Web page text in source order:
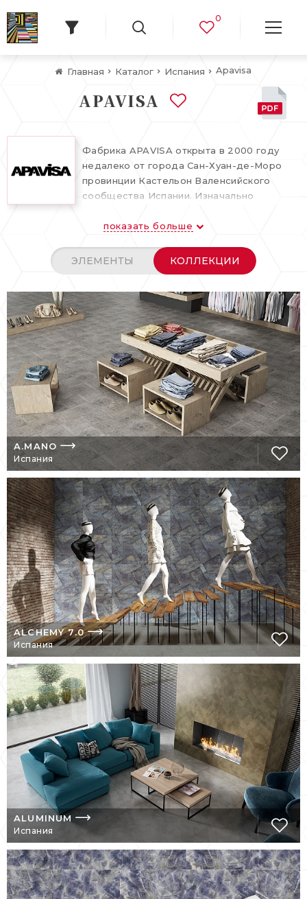
0
Главная Каталог Испания Apavisa
APAVISA
Фабрика APAVISA открыта в 2000 году
недалеко от города Сан-Хуан-де-Моро
провинции Кастельон Валенсийского
сообщества Испании. Изначально
технического керамогранита. Была
керамический гранит с максимально
возможными техническими
современное оборудование,
использовались последние достижения
мировых технологий. Отсутствие
сортности, монокалибр, ректификация –
отличительные свойства продукции
APAVISA.
Но недаром фабрика – ровесница нового
тысячелетия. Недостаточно производить
керамогранит высочайшего качества.
Технический материал быстро
превратился в архитектурный, а затем и
дизайнерский. Сегодня продукция
фабрики является эталоном стилей лофт и
хай-тек. Без преувеличения можно
сказать, что имитации бетона и металла у
APAVISA самые качественные и
интересные. В последнее время APAVISA
резко изменила свое отношение к цвету. К
спокойным индустриальным оттенкам
добавилась феерия цветов новых
коллекций, выводя фабрики на новый
эстетический уровень.
Дизайн, технологии, экологичность – таков
девиз этой замечательной фабрики.
показать больше
ЭЛЕМЕНТЫ КОЛЛЕКЦИИ
A.MANO
Испания
ALCHEMY 7.0
Испания
ALUMINUM
Испания